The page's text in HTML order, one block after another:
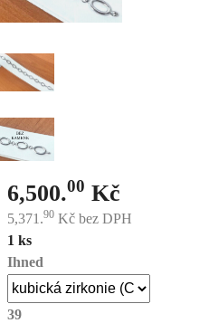
6,500.00 Kč
5,371.90 Kč bez DPH
1 ks
Ihned
39